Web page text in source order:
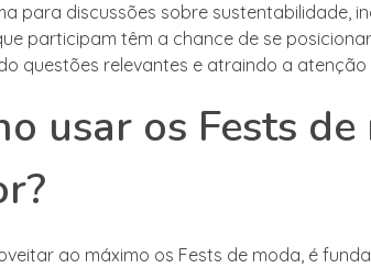
para discussões sobre sustentabilidade,
participam têm a chance de se
questões relevantes e atraindo a
usar os Fests
ao máximo os Fests de moda, é